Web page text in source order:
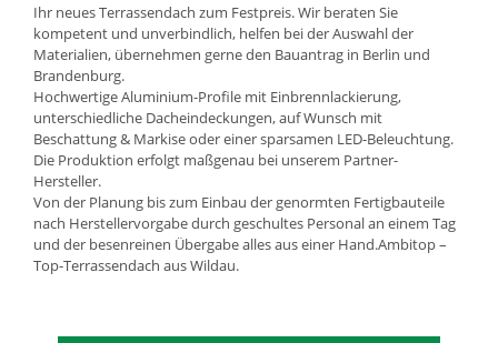
Ihr neues Terrassendach zum Festpreis. Wir beraten Sie
kompetent und unverbindlich, helfen bei der Auswahl der
Materialien, übernehmen gerne den Bauantrag in Berlin und
Brandenburg.
Hochwertige Aluminium-Profile mit Einbrennlackierung,
unterschiedliche Dacheindeckungen, auf Wunsch mit
Beschattung & Markise oder einer sparsamen LED-Beleuchtung.
Die Produktion erfolgt maßgenau bei unserem Partner-
Hersteller.
Von der Planung bis zum Einbau der genormten Fertigbauteile
nach Herstellervorgabe durch geschultes Personal an einem Tag
und der besenreinen Übergabe alles aus einer Hand.Ambitop –
Top-Terrassendach aus Wildau.